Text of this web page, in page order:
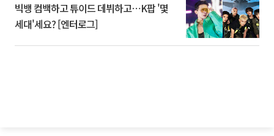
빅뱅 컴백하고 튜이드 데뷔하고⋯K팝 '몇
세대'세요? [엔터로그]